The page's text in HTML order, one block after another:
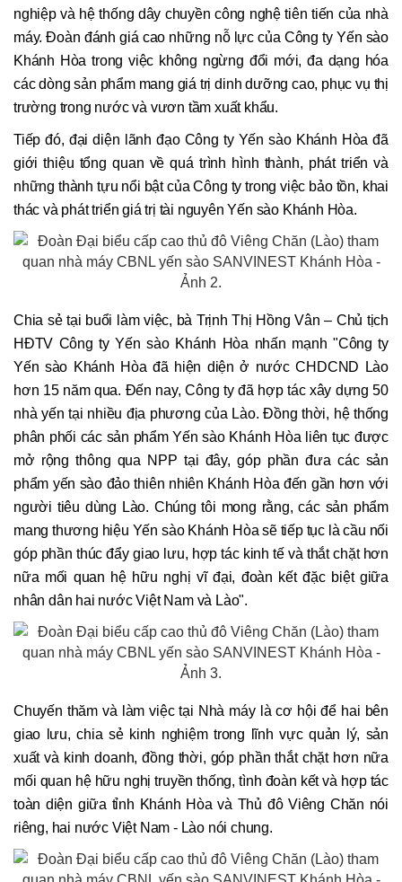
nghiệp và hệ thống dây chuyền công nghệ tiên tiến của nhà
máy. Đoàn đánh giá cao những nỗ lực của Công ty Yến sào
Khánh Hòa trong việc không ngừng đổi mới, đa dạng hóa
các dòng sản phẩm mang giá trị dinh dưỡng cao, phục vụ thị
trường trong nước và vươn tầm xuất khẩu.
Tiếp đó, đại diện lãnh đạo Công ty Yến sào Khánh Hòa đã
giới thiệu tổng quan về quá trình hình thành, phát triển và
những thành tựu nổi bật của Công ty trong việc bảo tồn, khai
thác và phát triển giá trị tài nguyên Yến sào Khánh Hòa.
Chia sẻ tại buổi làm việc, bà Trịnh Thị Hồng Vân – Chủ tịch
HĐTV Công ty Yến sào Khánh Hòa nhấn mạnh "Công ty
Yến sào Khánh Hòa đã hiện diện ở nước CHDCND Lào
hơn 15 năm qua. Đến nay, Công ty đã hợp tác xây dựng 50
nhà yến tại nhiều địa phương của Lào. Đồng thời, hệ thống
phân phối các sản phẩm Yến sào Khánh Hòa liên tục được
mở rộng thông qua NPP tại đây, góp phần đưa các sản
phẩm yến sào đảo thiên nhiên Khánh Hòa đến gần hơn với
người tiêu dùng Lào. Chúng tôi mong rằng, các sản phẩm
mang thương hiệu Yến sào Khánh Hòa sẽ tiếp tục là cầu nối
góp phần thúc đẩy giao lưu, hợp tác kinh tế và thắt chặt hơn
nữa mối quan hệ hữu nghị vĩ đại, đoàn kết đặc biệt giữa
nhân dân hai nước Việt Nam và Lào".
Chuyến thăm và làm việc tại Nhà máy là cơ hội để hai bên
giao lưu, chia sẻ kinh nghiệm trong lĩnh vực quản lý, sản
xuất và kinh doanh, đồng thời, góp phần thắt chặt hơn nữa
mối quan hệ hữu nghị truyền thống, tình đoàn kết và hợp tác
toàn diện giữa tỉnh Khánh Hòa và Thủ đô Viêng Chăn nói
riêng, hai nước Việt Nam - Lào nói chung.